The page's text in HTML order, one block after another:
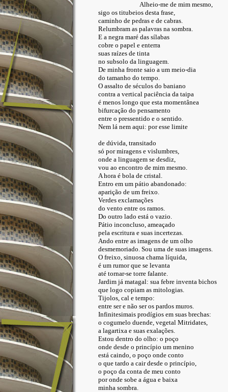
Alheio-me de mim mesmo,
sigo os titubeios desta frase,
caminho de pedras e de cabras.
Relumbram as palavras na sombra.
E a negra maré das sílabas
cobre o papel e enterra
suas raízes de tinta
no subsolo da linguagem.
De minha fronte saio a um meio-dia
do tamanho do tempo.
O assalto de séculos do baniano
contra a vertical paciência da taipa
é menos longo que esta momentânea
bifurcação do pensamento
entre o pressentido e o sentido.
Nem lá nem aqui: por esse limite
de dúvida, transitado
só por miragens e vislumbres,
onde a linguagem se desdiz,
vou ao encontro de mim mesmo.
A hora é bola de cristal.
Entro em um pátio abandonado:
aparição de um freixo.
Verdes exclamações
do vento entre os ramos.
Do outro lado está o vazio.
Pátio inconcluso, ameaçado
pela escritura e suas incertezas.
Ando entre as imagens de um olho
desmemoriado. Sou uma de suas imagens.
O freixo, sinuosa chama líquida,
é um rumor que se levanta
até tornar-se torre falante.
Jardim já matagal: sua febre inventa bichos
que logo copiam as mitologias.
Tijolos, cal e tempo:
entre ser e não ser os pardos muros.
Infinitesimais prodígios em suas brechas:
o cogumelo duende, vegetal Mitridates,
a lagartixa e suas exalações.
Estou dentro do olho: o poço
onde desde o princípio um menino
está caindo, o poço onde conto
o que tardo a cair desde o princípio,
o poço da conta de meu conto
por onde sobe a água e baixa
minha sombra.